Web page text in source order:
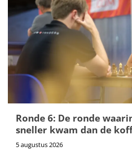
Ronde 6: De ronde
sneller kwam dan de
5 augustus 2026